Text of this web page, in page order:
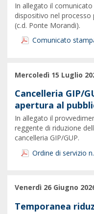
In allegato il
dispositivo nel
(c.d. Ponte Morandi).
Comunicato
Mercoledì 15 Luglio
Cancelleria GIP/
apertura al
In allegato il
reggente di riduzione
cancelleria GIP/GUP.
Ordine di servizio
Venerdì 26 Giugno
Temporanea